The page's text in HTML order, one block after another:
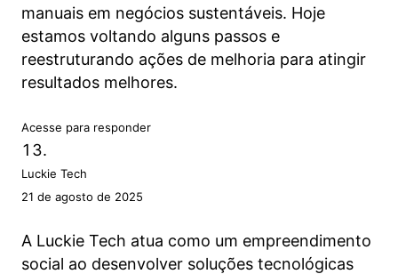
manuais em negócios sustentáveis. Hoje
estamos voltando alguns passos e
reestruturando ações de melhoria para atingir
resultados melhores.
Acesse para responder
Luckie Tech
21 de agosto de 2025
A Luckie Tech atua como um empreendimento
social ao desenvolver soluções tecnológicas